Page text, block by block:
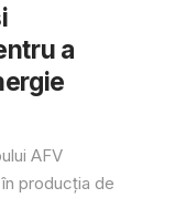
a
AFV
producția de